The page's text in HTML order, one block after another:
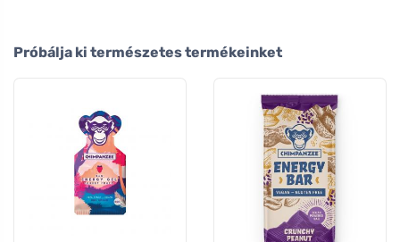
Próbálja ki természetes termékeinket